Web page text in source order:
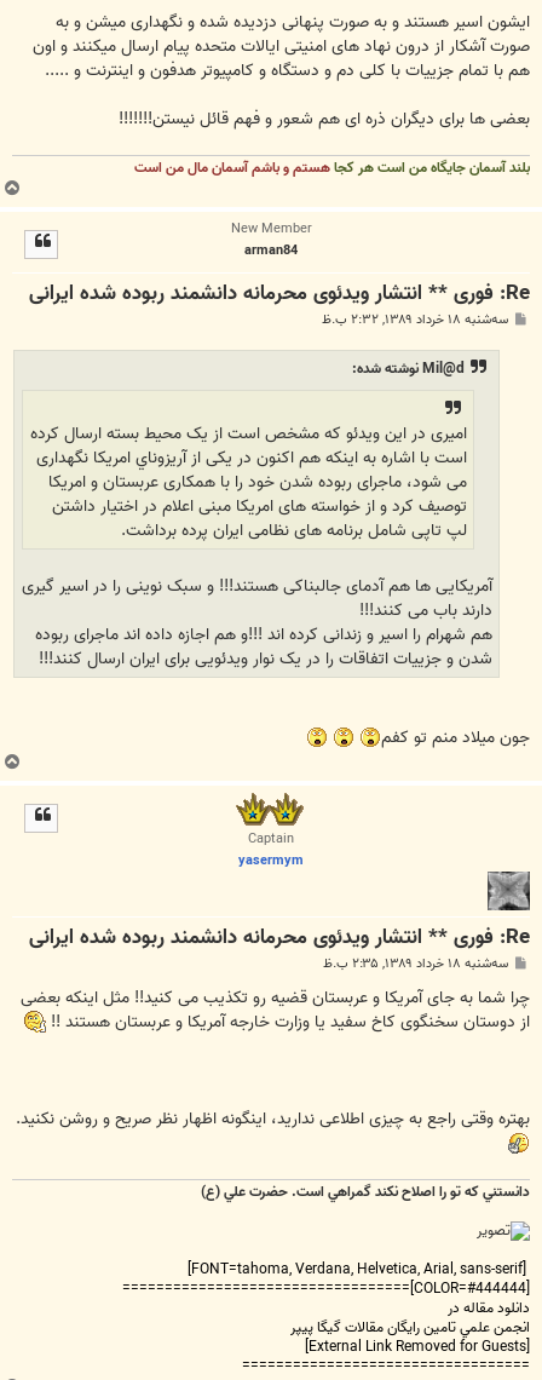
ت
ایشون اسیر هستند و به صورت پنهانی دزدیده شده و نگهداری میشن و به
صورت آشکار از درون نهاد های امنیتی ایالات متحده پیام ارسال میکنند و اون
هم با تمام جزییات با کلی دم و دستگاه و کامپیوتر هدفون و اینترنت و .....
بعضی ها برای دیگران ذره ای هم شعور و فهم قائل نیستن!!!!!!!
بلند آسمان جایگاه من است هر کجاهستم و باشم آسمان مال من است
ب
ا
New Member
arman84
Re: فوری ** انتشار ویدئوی محرمانه دانشمند ربوده شده ایرانی
پ سه‌شنبه ۱۸ خرداد ۱۳۸۹, ۲:۳۲ ب.ظ
Mil@d نوشته شده:
امیری در این ویدئو که مشخص است از یک محیط بسته ارسال کرده
است با اشاره به اینکه هم اکنون در یکی از آريزوناي امریکا نگهداری
می شود، ماجرای ربوده شدن خود را با همکاری عربستان و امریکا
توصیف کرد و از خواسته های امریکا مبنی اعلام در اختیار داشتن
لپ تاپی شامل برنامه های نظامی ایران پرده برداشت.
آمریکایی ها هم آدمای جالبناکی هستند!!! و سبک نوینی را در اسیر گیری
دارند باب می کنند!!!
هم شهرام را اسیر و زندانی کرده اند !!!و هم اجازه داده اند ماجرای ربوده
شدن و جزییات اتفاقات را در یک نوار ویدئویی برای ایران ارسال کنند!!!
جون میلاد منم تو کفم
ب
ا
Captain
yasermym
Re: فوری ** انتشار ویدئوی محرمانه دانشمند ربوده شده ایرانی
پ
ت
سه‌شنبه ۱۸ خرداد ۱۳۸۹, ۲:۳۵ ب.ظ
چرا شما به جای آمریکا و عربستان قضیه رو تکذیب می کنید!! مثل اینکه بعضی
از دوستان سخنگوی کاخ سفید یا وزارت خارجه آمریکا و عربستان هستند !!
بهتره وقتی راجع به چیزی اطلاعی ندارید، اینگونه اظهار نظر صریح و روشن نکنید.
دانستني که تو را اصلاح نکند گمراهي است. حضرت علي (ع)
[FONT=tahoma, Verdana, Helvetica, Arial, sans-serif]
دانلود مقاله در
انجمن علمي تامين رايگان مقالات گيگا پيپر
==================================